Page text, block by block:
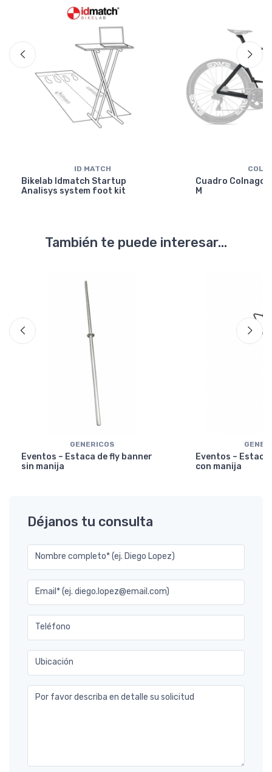
ID MATCH
Bikelab Idmatch Startup
Analisys system foot kit
Cuadro Colnago
M
También te puede interesar...
GENERICOS
Eventos – Estaca de fly banner
sin manija
Eventos –
con manija
Déjanos tu consulta
Nombre completo* (ej. Diego Lopez)
Email* (ej. diego.lopez@email.com)
Teléfono
Ubicación
Por favor describa en detalle su solicitud